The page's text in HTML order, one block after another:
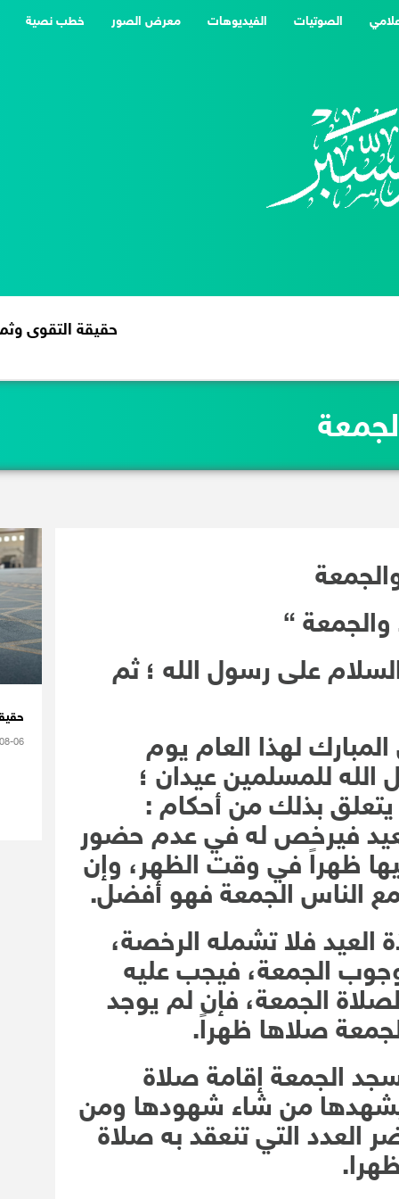
الصوتيات الفيديوهات معرض الصور خطب نصية
والجمعة “
على رسول الله ؛ ثم
لهذا العام يوم
للمسلمين عيدان ؛
بذلك من أحكام :
فيرخص له في عدم حضور
ظهراً في وقت الظهر، وإن
الناس الجمعة فهو أفضل.
فلا تشمله الرخصة،
الجمعة، فيجب عليه
الجمعة، فإن لم يوجد
صلاها ظهراً.
الجمعة إقامة صلاة
من شاء شهودها ومن
العدد التي تنعقد به صلاة
06